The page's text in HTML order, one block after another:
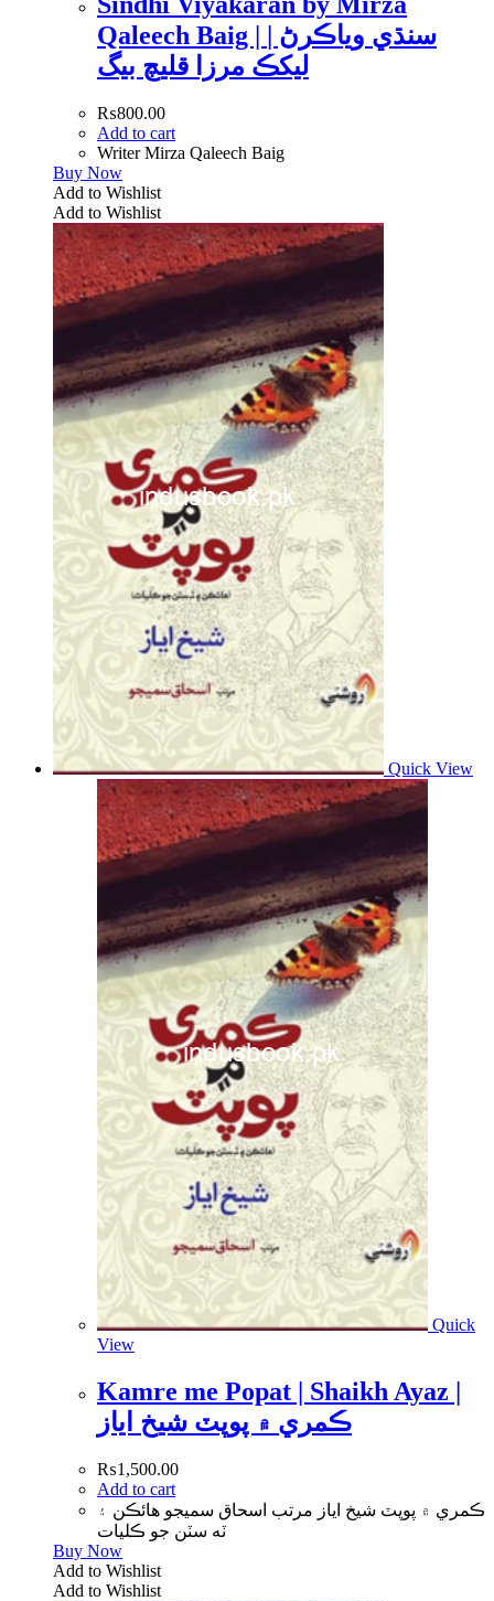
Qaleech Baig | سنڌي وياڪرڻ |
ليکڪ مرزا قليچ بيگ
₨800.00
Add to cart
Writer Mirza Qaleech Baig
Buy Now
Add to Wishlist
Add to Wishlist
Quick View
Quick
View
Kamre me Popat | Shaikh Ayaz |
ڪمري ۾ پوپٽ شيخ اياز
₨1,500.00
Add to cart
ڪمري ۾ پوپٽ شيخ اياز مرتب اسحاق سميجو ھائڪن ۽
ٽه سٽن جو ڪليات
Buy Now
Add to Wishlist
Add to Wishlist